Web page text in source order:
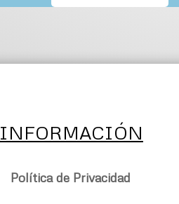
INFORMACIÓN
Política de Privacidad